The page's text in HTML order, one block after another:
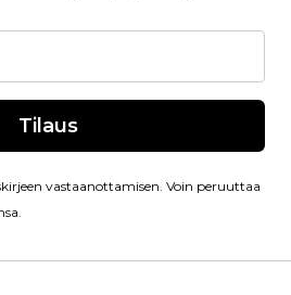
Tilaus
vastaanottamisen. Voin peruuttaa